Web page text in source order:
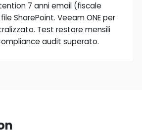
7 anni email (fiscale
SharePoint. Veeam ONE per
Test restore mensili
audit superato.